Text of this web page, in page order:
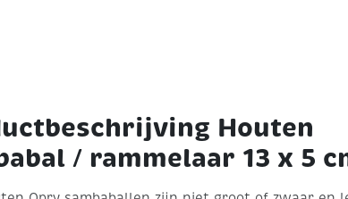
Houten
/ rammelaar 13 x 5